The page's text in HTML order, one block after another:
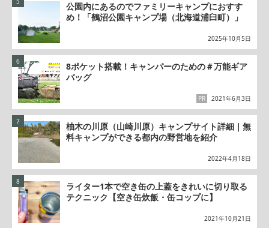
公園内にあるのでファミリーキャンプにおすす
め！「鶴沼公園キャンプ場（北海道浦臼町）」
2025年10月5日
8ポケット搭載！キャンパーのための＃万能ギア
バッグ
2021年6月3日
PR
柚木の川原（山崎川原）キャンプサイト詳細｜無
料キャンプができる都内の野営地を紹介
2022年4月18日
ライター1本で空き缶の上蓋をきれいに切り取る
テクニック【空き缶炊飯・缶コップに】
2021年10月21日